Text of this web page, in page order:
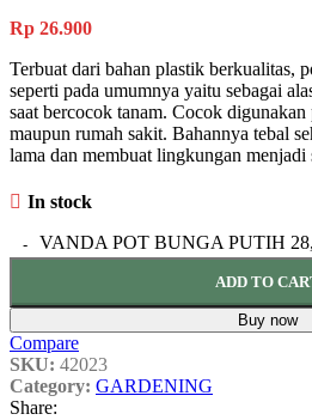
Rp 26.900
Terbuat dari bahan plastik berkualitas,
seperti pada umumnya yaitu sebagai
saat bercocok tanam. Cocok
maupun rumah sakit. Bahannya tebal
lama dan membuat lingkungan menjadi
In stock
VANDA POT BUNGA PUTIH
ADD TO
Buy now
Compare
SKU: 42023
Category: GARDENING
Share: